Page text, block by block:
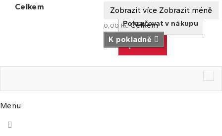
Zobrazit více Zobrazit méně
0,00 Kč Celkem
K pokladně
Celkem
Celkem
Pokračovat v nákupu
K pokladně
Menu